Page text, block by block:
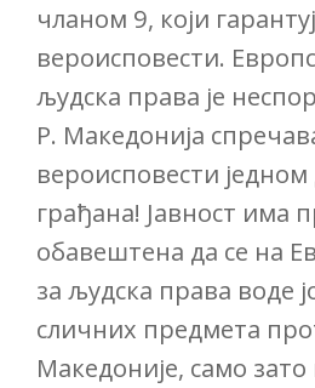
чланом 9, који
вероисповести.
људска права је
Р. Македонија
вероисповести једном
грађана! Јавност има
обавештена да се на
за људска права воде
сличних предмета
Македоније, само